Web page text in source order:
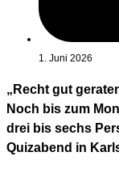
1. Juni 2026
„Recht gut
Noch bis zum
drei bis sechs
Quizabend in